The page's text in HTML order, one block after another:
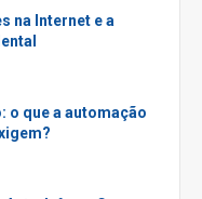
na Internet e a
o que a automação